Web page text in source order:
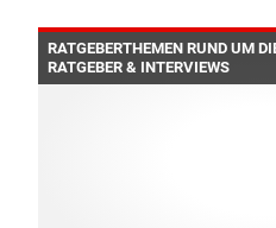
RATGEBERTHEMEN RUND UM
RATGEBER & INTERVIEWS